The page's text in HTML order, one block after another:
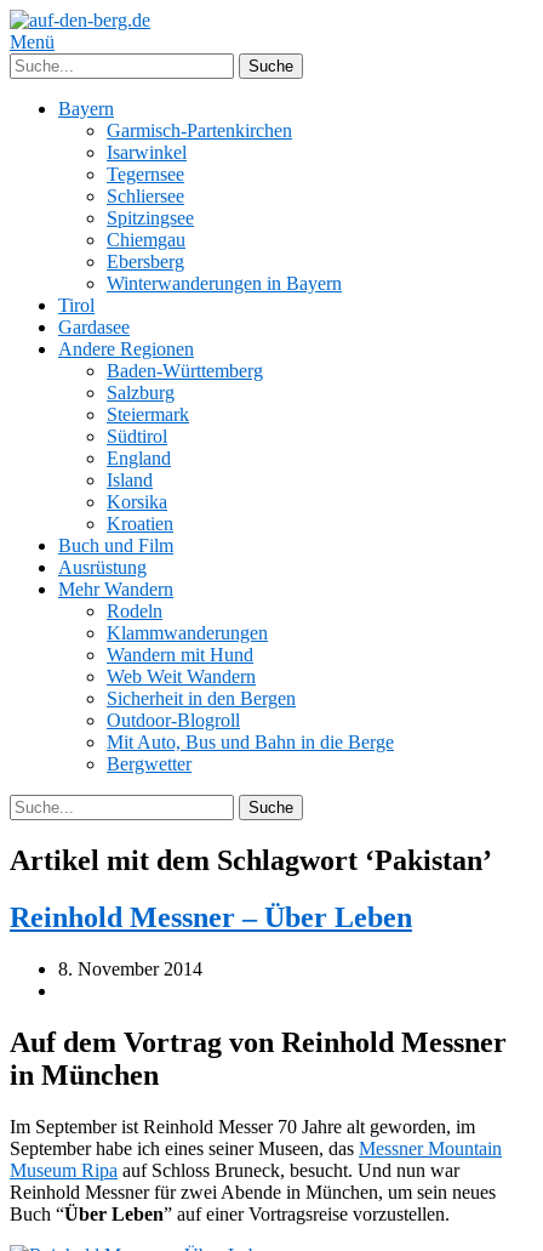
Menü
Bayern
Garmisch-Partenkirchen
Isarwinkel
Tegernsee
Schliersee
Spitzingsee
Chiemgau
Ebersberg
Winterwanderungen in Bayern
Tirol
Gardasee
Andere Regionen
Baden-Württemberg
Salzburg
Steiermark
Südtirol
England
Island
Korsika
Kroatien
Buch und Film
Ausrüstung
Mehr Wandern
Rodeln
Klammwanderungen
Wandern mit Hund
Web Weit Wandern
Sicherheit in den Bergen
Outdoor-Blogroll
Mit Auto, Bus und Bahn in die Berge
Bergwetter
Artikel mit dem Schlagwort ‘Pakistan’
Reinhold Messner – Über Leben
8. November 2014
Auf dem Vortrag von Reinhold Messner
in München
Im September ist Reinhold Messer 70 Jahre alt geworden, im
September habe ich eines seiner Museen, das Messner Mountain
Museum Ripa auf Schloss Bruneck, besucht. Und nun war
Reinhold Messner für zwei Abende in München, um sein neues
Buch “Über Leben” auf einer Vortragsreise vorzustellen.